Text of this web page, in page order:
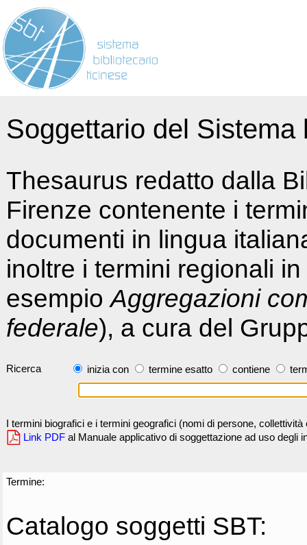
Soggettario del
Thesaurus redatto dalla
Firenze contenente i
documenti in lingua
inoltre i termini regionali
esempioAggregazioni
federale), a cura del
Ricerca inizia con termine esatto contiene
I termini biografici e i termini geografici (nomi di persone,
Link PDF al Manuale applicativo di soggettazione ad uso degli
Termine:
Catalogo soggetti SBT: